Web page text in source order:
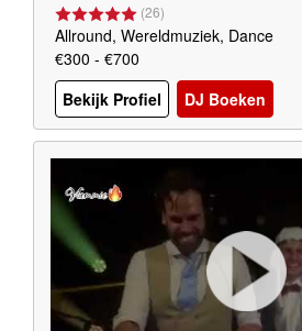
(26)
Allround, Wereldmuziek, Dance
€300 - €700
Bekijk Profiel
DJ Boeken